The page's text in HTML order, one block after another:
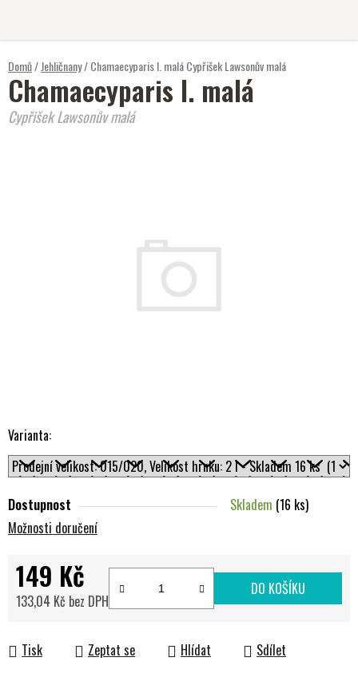
Domů/Jehličnany/Chamaecyparis l. maláCypřišek Lawsonův malá
Varianta:
Dostupnost Skladem (16 ks)
Možnosti doručení
149 Kč
133,04 Kč bez DPH
DO KOŠÍKU
Tisk Zeptat se Hlídat Sdílet
Chamaecyparis l. malá
Cypřišek Lawsonův malá